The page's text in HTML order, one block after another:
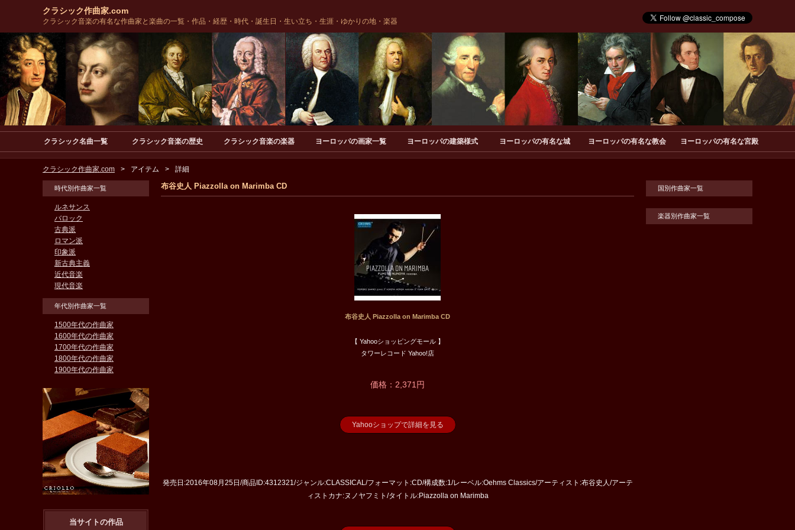
クラシック作曲家.com
クラシック音楽の有名な作曲家と楽曲の一覧・作品・経歴・時代・誕生日・生い立ち・生涯・ゆかりの地・楽器
クラシック名曲一覧 クラシック音楽の歴史 クラシック音楽の楽器 ヨーロッパの画家一覧 ヨーロッパの建築様式 ヨーロッパの有名な城 ヨーロッパの有名な教会 ヨーロッパの有名な宮殿
クラシック作曲家.com アイテム 詳細
布谷史人 Piazzolla on Marimba CD
布谷史人 Piazzolla on Marimba CD
【 Yahooショッピングモール 】
タワーレコード Yahoo!店
価格：2,371円
Yahooショップで詳細を見る
発売日:2016年08月25日/商品ID:4312321/ジャンル:CLASSICAL/フォーマット:CD/構成数:1/レーベル:Oehms Classics/アーティスト:布谷史人/アーテ
ィストカナ:ヌノヤフミト/タイトル:Piazzolla on Marimba
時代別作曲家一覧
ルネサンス
バロック
古典派
ロマン派
印象派
新古典主義
近代音楽
現代音楽
年代別作曲家一覧
1500年代の作曲家
1600年代の作曲家
1700年代の作曲家
1800年代の作曲家
1900年代の作曲家
当サイトの作品
国別作曲家一覧
楽器別作曲家一覧